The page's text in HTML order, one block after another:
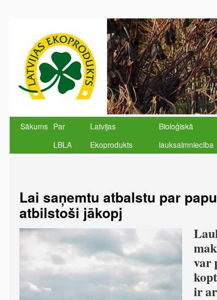
Sākums Par
LBLA
Latvijas
Ekoprodukts
Bioloģiskā
lauksaimniecība
Lai saņemtu atbalstu par
atbilstoši jākopj
var
ir